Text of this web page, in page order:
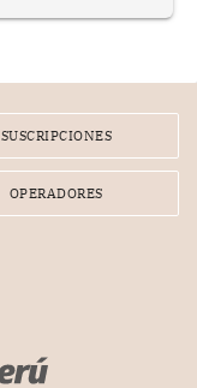
SUSCRIPCIONES
OPERADORES